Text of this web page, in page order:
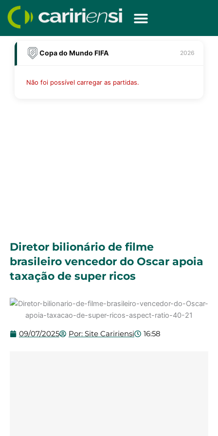
para
conteúdo
Copa do Mundo FIFA 2026
Não foi possível carregar as partidas.
Diretor bilionário de filme
brasileiro vencedor do Oscar apoia
taxação de super ricos
09/07/2025 Por: Site Caririensi 16:58